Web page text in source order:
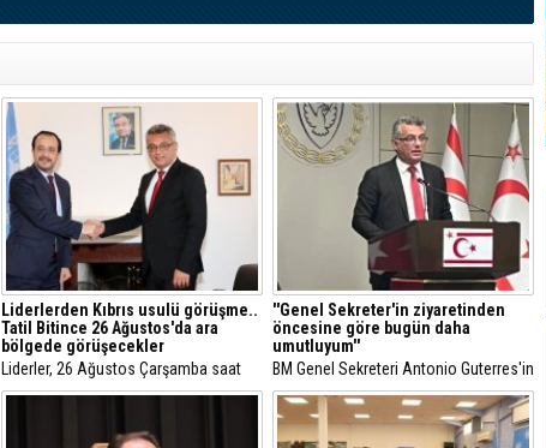
Liderlerden Kıbrıs usulü görüşme..
Tatil Bitince 26 Ağustos'da ara
bölgede görüşecekler
Liderler, 26 Ağustos Çarşamba saat
16.00'da ara bölgede görüşecek.
''Genel Sekreter'in ziyaretinden
öncesine göre bugün daha
umutluyum''
BM Genel Sekreteri Antonio Guterres'in
Kıbrıs ziyareti ve üçlü görüşmenin
ardından Cumhurbaşkanı Tufan
Erhürman, ''Genel Sekreter'in
ziyaretinden öncesine göre bugün